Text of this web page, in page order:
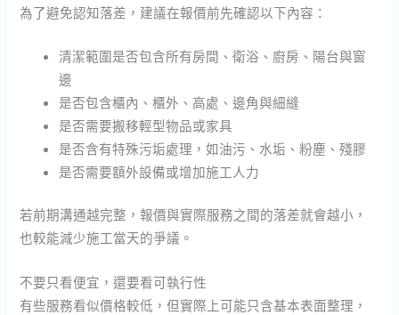
為了避免認知落差，建議在報價前先確認以下內容：
清潔範圍是否包含所有房間、衛浴、廚房、陽台與窗
邊
是否包含櫃內、櫃外、高處、邊角與細縫
是否需要搬移輕型物品或家具
是否含有特殊污垢處理，如油污、水垢、粉塵、殘膠
是否需要額外設備或增加施工人力
若前期溝通越完整，報價與實際服務之間的落差就會越小，
也較能減少施工當天的爭議。
不要只看便宜，還要看可執行性
有些服務看似價格較低，但實際上可能只含基本表面整理，